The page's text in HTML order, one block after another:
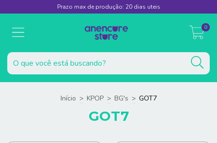
Prazo max de produção: 20 dias uteis
0
Início > KPOP > BG's > GOT7
GOT7